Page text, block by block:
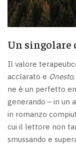
Un
Il valore
acclarato e Onesto
ne è un perfetto
generando ‒ in un
in romanzo
cui il lettore non
smussando e